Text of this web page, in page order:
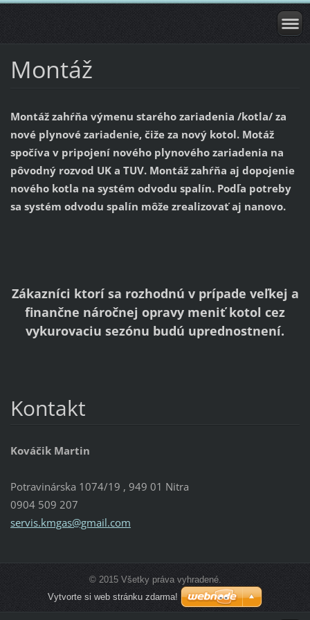
Montáž
Montáž zahŕňa výmenu starého zariadenia /kotla/ za
nové plynové zariadenie, čiže za nový kotol.Motáž
spočíva v pripojení nového plynového zariadenia na
pôvodný rozvod UK a TUV. Montáž zahŕňa aj dopojenie
nového kotla na systém odvodu spalín. Podľa potreby
sa systém odvodu spalín môže zrealizovať aj nanovo.
Zákazníci ktorí sa rozhodnú v prípade veľkej a
finančne náročnej opravy meniť kotol cez
vykurovaciu sezónu budú uprednostnení.
Kontakt
Kováčik Martin
Potravinárska 1074/19 , 949 01 Nitra
0904 509 207
servis.kmgas@gmail.com
© 2015 Všetky práva vyhradené.
Vytvorte si web stránku zdarma!